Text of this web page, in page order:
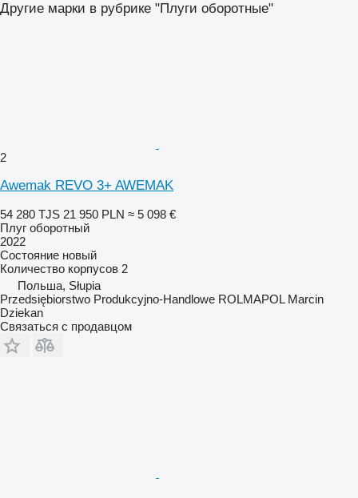
Другие марки в рубрике "Плуги оборотные"
2
Awemak REVO 3+ AWEMAK
54 280 TJS 21 950 PLN ≈ 5 098 €
Плуг оборотный
2022
Состояние новый
Количество корпусов 2
Польша, Słupia
Przedsiębiorstwo Produkcyjno-Handlowe ROLMAPOL Marcin
Dziekan
Связаться с продавцом